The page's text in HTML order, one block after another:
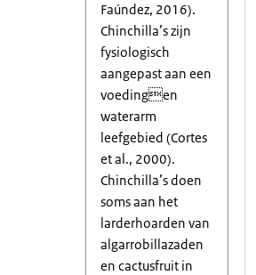
Faúndez, 2016).
Chinchilla’s zijn
fysiologisch
aangepast aan een
voedingen
waterarm
leefgebied (Cortes
et al., 2000).
Chinchilla’s doen
soms aan het
larderhoarden van
algarrobillazaden
en cactusfruit in